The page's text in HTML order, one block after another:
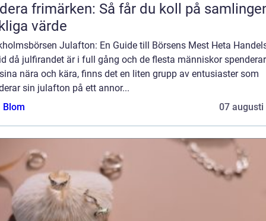
frimärken: Så får du koll på
värde
Julafton: En Guide till Börsens Mest Heta
då julfirandet är i full gång och de flesta människor
nära och kära, finns det en liten grupp av entusiaster som
sin julafton på ett annor...
Blom
07 augusti